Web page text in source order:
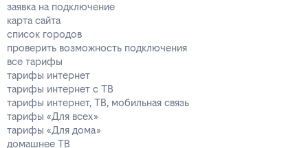
заявка на подключение
карта сайта
список городов
проверить возможность подключения
все тарифы
тарифы интернет
тарифы интернет с ТВ
тарифы интернет, ТВ, мобильная связь
тарифы «Для всех»
тарифы «Для дома»
домашнее ТВ